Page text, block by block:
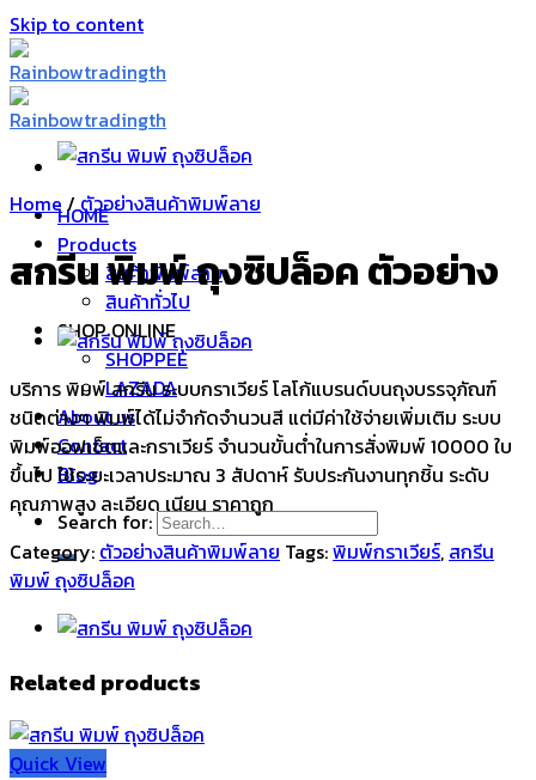
Skip to content
HOME
Products
สินค้าพิมพ์ลาย
สินค้าทั่วไป
SHOP ONLINE
SHOPPEE
LAZADA
About us
Contact
Blog
Search for:
Home /ตัวอย่างสินค้าพิมพ์ลาย
สกรีน พิมพ์ ถุงซิปล็อค ตัวอย่าง
บริการ พิมพ์ สกรีน ระบบกราเวียร์ โลโก้แบรนด์บนถุงบรรจุภัณฑ์
ชนิดต่างๆ พิมพ์ได้ไม่จำกัดจำนวนสี แต่มีค่าใช้จ่ายเพิ่มเติม ระบบ
พิมพ์ออฟเซ็ตและกราเวียร์ จำนวนขั้นต่ำในการสั่งพิมพ์ 10000 ใบ
ขึ้นไป ใช้ระยะเวลาประมาณ 3 สัปดาห์ รับประกันงานทุกชิ้น ระดับ
คุณภาพสูง ละเอียด เนียน ราคาถูก
Category: ตัวอย่างสินค้าพิมพ์ลาย Tags:พิมพ์กราเวียร์, สกรีน
พิมพ์ ถุงซิปล็อค
Related products
Quick View